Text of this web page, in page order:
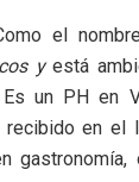
el
yestá
un PH en
recibido en el
gastronomía,